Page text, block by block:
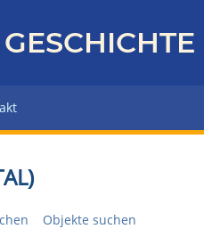
Objekte suchen